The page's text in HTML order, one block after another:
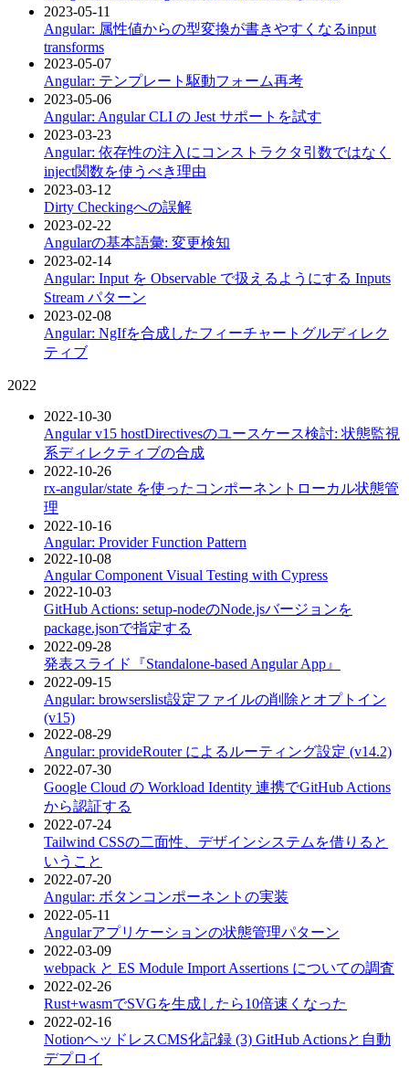
2023-05-11
Angular: 属性値からの型変換が書きやすくなるinput
transforms
2023-05-07
Angular: テンプレート駆動フォーム再考
2023-05-06
Angular: Angular CLI の Jest サポートを試す
2023-03-23
Angular: 依存性の注入にコンストラクタ引数ではなく
inject関数を使うべき理由
2023-03-12
Dirty Checkingへの誤解
2023-02-22
Angularの基本語彙: 変更検知
2023-02-14
Angular: Input を Observable で扱えるようにする Inputs
Stream パターン
2023-02-08
Angular: NgIfを合成したフィーチャートグルディレク
ティブ
2022
2022-10-30
Angular v15 hostDirectivesのユースケース検討: 状態監視
系ディレクティブの合成
2022-10-26
rx-angular/state を使ったコンポーネントローカル状態管
理
2022-10-16
Angular: Provider Function Pattern
2022-10-08
Angular Component Visual Testing with Cypress
2022-10-03
GitHub Actions: setup-nodeのNode.jsバージョンを
package.jsonで指定する
2022-09-28
発表スライド『Standalone-based Angular App』
2022-09-15
Angular: browserslist設定ファイルの削除とオプトイン
(v15)
2022-08-29
Angular: provideRouter によるルーティング設定 (v14.2)
2022-07-30
Google Cloud の Workload Identity 連携でGitHub Actions
から認証する
2022-07-24
Tailwind CSSの二面性、デザインシステムを借りると
いうこと
2022-07-20
Angular: ボタンコンポーネントの実装
2022-05-11
Angularアプリケーションの状態管理パターン
2022-03-09
webpack と ES Module Import Assertions についての調査
2022-02-26
Rust+wasmでSVGを生成したら10倍速くなった
2022-02-16
NotionヘッドレスCMS化記録 (3) GitHub Actionsと自動
デプロイ